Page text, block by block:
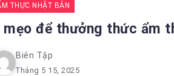
THỰC NHẬT BẢN
mẹo để thưởng thức ẩm
Biên Tập
Tháng 5 15, 2025